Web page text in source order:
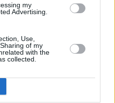
my
Advertising.
Use,
of my
with the
collected.
Miasto / Wieś